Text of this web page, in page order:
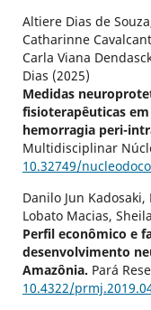
Altiere Dias de
Catharinne
Carla Viana
Dias (2025)
Medidas
fisioterapêuticas
hemorragia peri-
Multidisciplinar
10.32749/
Danilo Jun
Lobato Macias,
Perfil econômico e
desenvolvimento
Amazônia. Pará
10.4322/